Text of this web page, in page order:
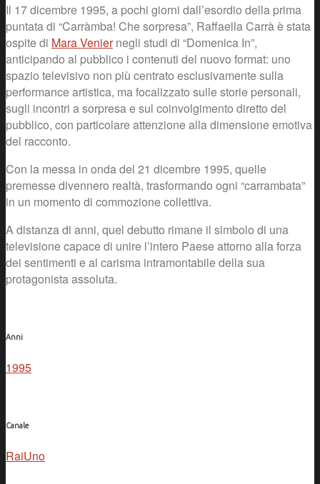
Il 17 dicembre 1995, a pochi giorni dall’esordio della prima
puntata di “Carràmba! Che sorpresa”, Raffaella Carrà è stata
ospite di Mara Veniernegli studi di “Domenica In”,
anticipando al pubblico i contenuti del nuovo format: uno
spazio televisivo non più centrato esclusivamente sulla
performance artistica, ma focalizzato sulle storie personali,
sugli incontri a sorpresa e sul coinvolgimento diretto del
pubblico, con particolare attenzione alla dimensione emotiva
del racconto.
Con la messa in onda del 21 dicembre 1995, quelle
premesse divennero realtà, trasformando ogni “carrambata”
in un momento di commozione collettiva.
A distanza di anni, quel debutto rimane il simbolo di una
televisione capace di unire l’intero Paese attorno alla forza
dei sentimenti e al carisma intramontabile della sua
protagonista assoluta.
Anni
1995
Canale
RaiUno